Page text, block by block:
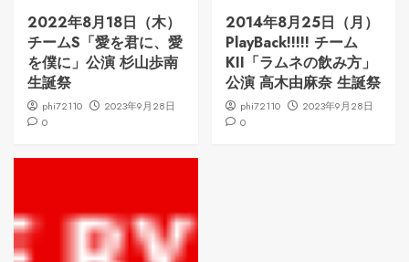
2022年8月18日（木）
チームS「愛を君に、愛
を僕に」公演 杉山歩南
生誕祭
phi72110
2023年9月28日
0
2014年8月25日（月）
PlayBack!!!!! チーム
KII「ラムネの飲み方」
公演 高木由麻奈 生誕祭
phi72110
2023年9月28日
0